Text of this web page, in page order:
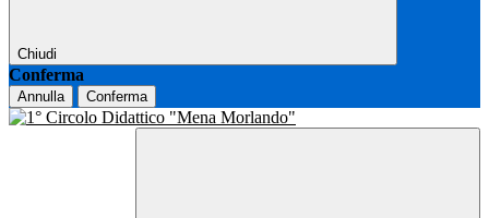
Chiudi
Conferma
Annulla Conferma